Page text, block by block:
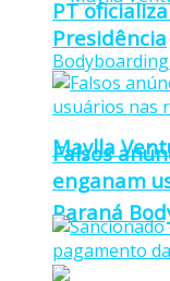
Maylla
Paraná
PT
Presidência
Falsos
enganam